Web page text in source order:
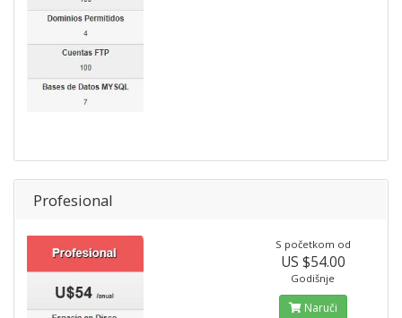
Profesional
S početkom od
US $54.00
Godišnje
Naruči